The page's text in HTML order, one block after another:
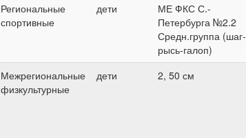
Региональные
спортивные
дети
МЕ ФКС С.-
Петербурга №2.2
Средн.группа (шаг-
рысь-галоп)
Межрегиональные
физкультурные
дети 2, 50 см